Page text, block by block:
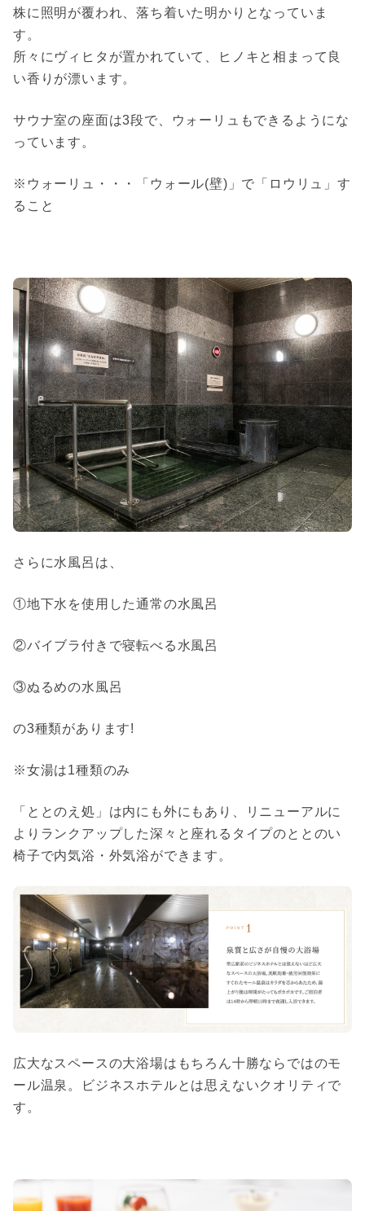
株に照明が覆われ、落ち着いた明かりとなっていま
す。
所々にヴィヒタが置かれていて、ヒノキと相まって良
い香りが漂います。
サウナ室の座面は3段で
ウォーリュもできるようにな
っています。
※ウォーリュ・・・
「ウォール(壁)」で「ロウリュ」す
ること
さらに水風呂は、
①地下水を使用した通常の水風呂
②バイブラ付きで寝転べる水風呂
③ぬるめの水風呂
の3種類があります!
※女湯は1種類のみ
「ととのえ処」は内にも外にもあり、
リニューアルに
より ランクアップした深々と座れるタイプのととのい
椅子で内気浴・外気浴ができます。
広大なスペースの大浴場はもちろん十勝ならではのモ
ール温泉。ビジネスホテルとは思えないクオリティで
す。